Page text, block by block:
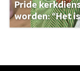
Pride
worden: “Het